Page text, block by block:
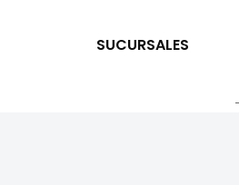
SUCURSALES